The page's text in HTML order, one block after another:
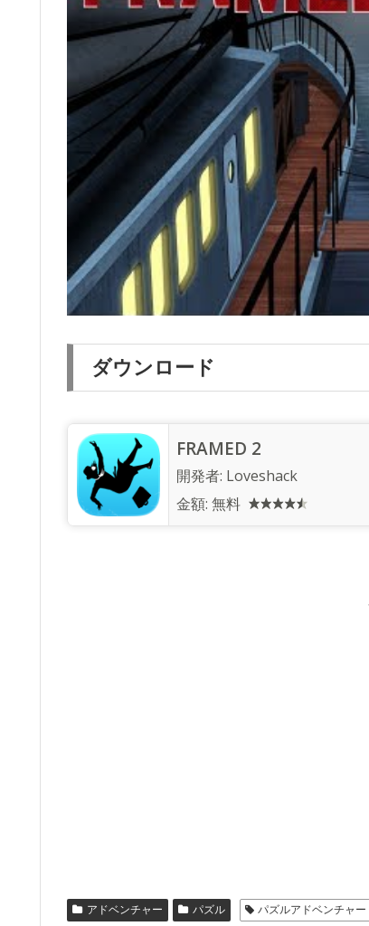
ダウンロード
FRAMED 2
開発者: Loveshack
金額: 無料
アドベンチャー パズル パズルアドベンチャー